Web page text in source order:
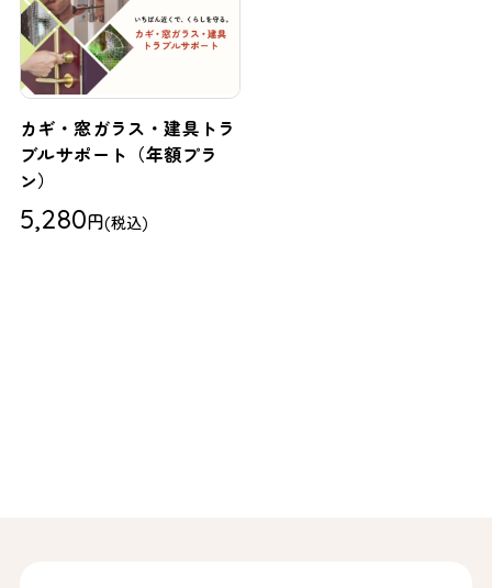
カギ・窓ガラス・建具トラ
ブルサポート（年額プラ
ン）
5,280円(税込)